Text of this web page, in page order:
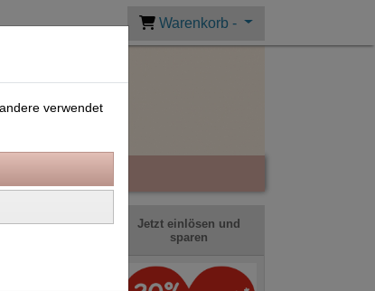
Warenkorb -
Jetzt einlösen und
sparen
verwendet